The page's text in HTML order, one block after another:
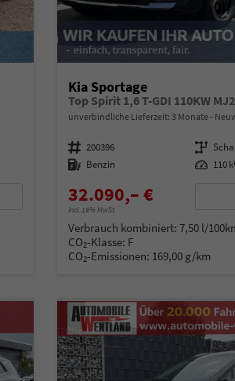
Kia Sportage
Top Spirit 1,6 T-GDI 110KW
unverbindliche Lieferzeit:3 Monate
Fahrzeugnummer 200396 Getriebe
Kraftstoff Benzin Leistung 110
32.090,– €
incl. 19% MwSt.
Verbrauch kombiniert:7,50 l/
CO2-Klasse: F
CO2-Emissionen: 169,00 g/km